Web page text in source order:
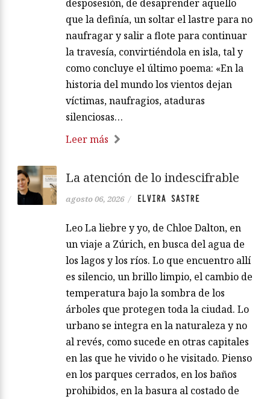
desposesión, de desaprender aquello
que la definía, un soltar el lastre para no
naufragar y salir a flote para continuar
la travesía, convirtiéndola en isla, tal y
como concluye el último poema: «En la
historia del mundo los vientos dejan
víctimas, naufragios, ataduras
silenciosas…
Leer más
La atención de lo indescifrable
agosto 06, 2026 / ELVIRA SASTRE
Leo La liebre y yo, de Chloe Dalton, en
un viaje a Zúrich, en busca del agua de
los lagos y los ríos. Lo que encuentro allí
es silencio, un brillo limpio, el cambio de
temperatura bajo la sombra de los
árboles que protegen toda la ciudad. Lo
urbano se integra en la naturaleza y no
al revés, como sucede en otras capitales
en las que he vivido o he visitado. Pienso
en los parques cerrados, en los baños
prohibidos, en la basura al costado de